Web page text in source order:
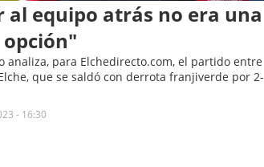
al equipo atrás no era una
analiza, para Elchedirecto.com, el partido entre
que se saldó con derrota franjiverde por 2-
- 16:30